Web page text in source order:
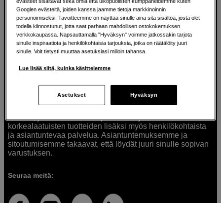
Ratkaisuja luoville ihmisille jo vuodesta
1982
Olemme Scandinavian Photolla jo yli 40 vuoden ajan
Tarjoamme inspiraatiota, asiantuntemusta ja tuotteita
musiikin ja taiteen harrastajia. Oikeilla työkaluilla ideat
korkealaatuisten tuotteiden lisäksi myös henkilökohtaista
ja asiantuntevaa palvelua. Asiantuntemuksemme ja
sitoutumisemme takaavat, että löydät juuri sinulle sopivan
varustuksen.
Seuraa meitä:
Googlen evästeitä, joiden kanssa jaamme tietoja markkinoinnin
personoimiseksi. Tavoitteemme on näyttää sinulle aina sitä sisältöä, josta olet
todella kiinnostunut, jotta saat parhaan mahdollisen ostokokemuksen
verkkokaupassa. Napsauttamalla "Hyväksyn" voimme jatkossakin tarjota
sinulle inspiraatiota ja henkilökohtaisia tarjouksia, jotka on räätälöity juuri
sinulle. Voit tietysti muuttaa asetuksiasi milloin tahansa.
Lue lisää siitä, kuinka käsittelemme
Asetukset Hyväksyn